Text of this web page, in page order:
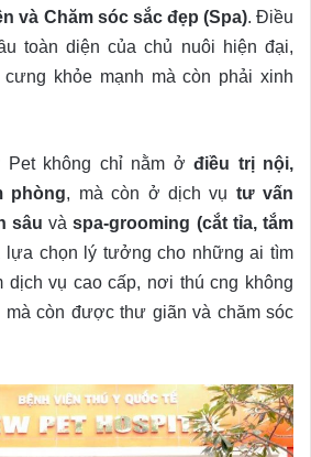
và Chăm sóc sắc đẹp (Spa). Điều
toàn diện của chủ nuôi hiện đại,
cưng khỏe mạnh mà còn phải xinh
Pet không chỉ nằm ởđiều trị nội,
phòng, mà còn ở dịch vụ tư vấn
sâu vàspa-grooming (cắt tỉa, tắm
lựa chọn lý tưởng cho những ai tìm
dịch vụ cao cấp, nơi thú cng không
còn được thư giãn và chăm sóc